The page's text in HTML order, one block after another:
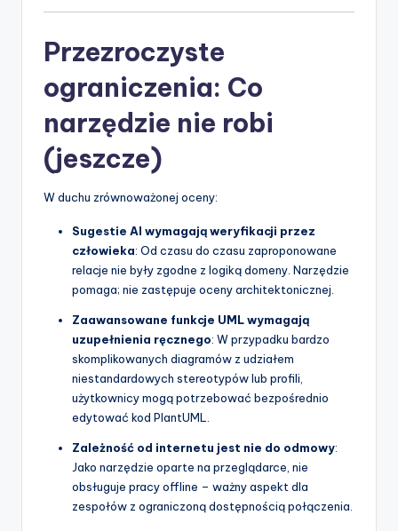
Przezroczyste
ograniczenia: Co
narzędzie nie robi
(jeszcze)
W duchu zrównoważonej oceny:
Sugestie AI wymagają weryfikacji przez
człowieka: Od czasu do czasu zaproponowane
relacje nie były zgodne z logiką domeny. Narzędzie
pomaga; nie zastępuje oceny architektonicznej.
Zaawansowane funkcje UML wymagają
uzupełnienia ręcznego: W przypadku bardzo
skomplikowanych diagramów z udziałem
niestandardowych stereotypów lub profili,
użytkownicy mogą potrzebować bezpośrednio
edytować kod PlantUML.
Zależność od internetu jest nie do odmowy:
Jako narzędzie oparte na przeglądarce, nie
obsługuje pracy offline – ważny aspekt dla
zespołów z ograniczoną dostępnością połączenia.